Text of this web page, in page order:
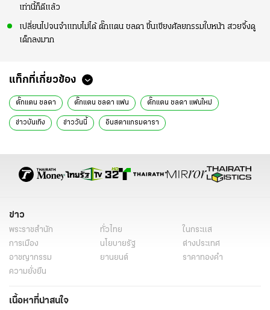
เท่านี้ก็ดีแล้ว
เปลี่ยนไปจนจำแทบไม่ได้ ตั๊กแตน ชลดา ขึ้นเขียงศัลยกรรมใบหน้า สวยจึ้งดู
เด็กลงมาก
แท็กที่เกี่ยวข้อง
ตั๊กแตน ชลดา ตั๊กแตน ชลดา แฟน ตั๊กแตน ชลดา แฟนใหม่
ข่าวบันเทิง ข่าววันนี้ อินสตาแกรมดารา
ข่าว
พระราชสำนัก ทั่วไทย
ในกระแส
การเมือง
นโยบายรัฐ
ต่างประเทศ
อาชญากรรม
ยานยนต์
ราคาทองคำ
ความยั่งยืน
เนื้อหาที่น่าสนใจ